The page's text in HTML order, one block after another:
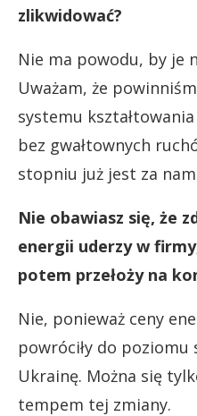
zlikwidować?
Nie ma powodu, by je
Uważam, że
systemu
bez gwałtownych
stopniu już jest za
Nie obawiasz się, że
energii uderzy w
potem przełoży na
Nie, ponieważ ceny
powróciły do
Ukrainę. Można się
tempem tej zmiany.